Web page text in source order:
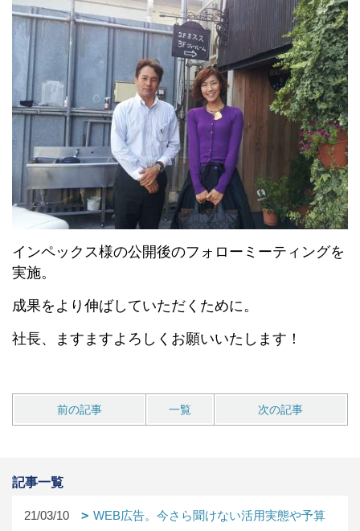
インペックス様の公開後のフォローミーティングを
実施。
成果をより伸ばしていただくために。
社長、ますますよろしくお願いいたします！
前の記事 一覧 次の記事
記事一覧
21/03/10
WEB広告。今さら聞けない活用実態や予算